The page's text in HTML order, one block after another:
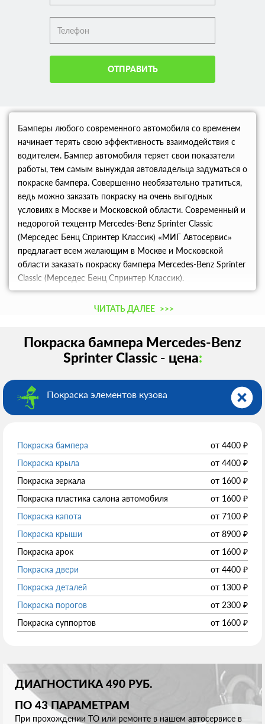
ОТПРАВИТЬ
Бамперы любого современного автомобиля со временем
начинает терять свою эффективность взаимодействия с
водителем. Бампер автомобиля теряет свои показатели
работы, тем самым вынуждая автовладельца задуматься о
покраске бампера. Совершенно необязательно тратиться,
ведь можно заказать покраску на очень выгодных
условиях в Москве и Московской области. Современный и
недорогой техцентр Mercedes-Benz Sprinter Classic
(Мерседес Бенц Спринтер Классик) «МИГ Автосервис»
предлагает всем желающим в Москве и Московской
области заказать покраску бампера Mercedes-Benz Sprinter
Classic (Мерседес Бенц Спринтер Классик).
Профессионально и в кратчайшие сроки смогут провести
работу только лучшие мастера из нашего техцентра.
ЧИТАТЬ ДАЛЕЕ >>>
Покраска бампера Mercedes-Benz
Sprinter Classic - цена:
Покраска элементов кузова
Покраска бампера от 4400 ₽
Покраска крыла
от 4400 ₽
Покраска зеркала
от 1600 ₽
Покраска пластика салона автомобиля
от 1600 ₽
Покраска капота
от 7100 ₽
Покраска крыши
от 8900 ₽
Покраска арок
от 1600 ₽
Покраска двери
от 4400 ₽
Покраска деталей
от 1300 ₽
Покраска порогов
от 2300 ₽
Покраска суппортов
от 1600 ₽
ДИАГНОСТИКА 490 РУБ.
ПО 43 ПАРАМЕТРАМ
При прохождении ТО или ремонте в нашем автосервисе в